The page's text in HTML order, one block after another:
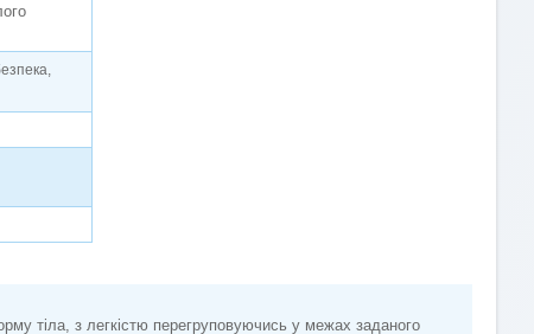
тіла, з легкістю перегруповуючись у межах заданого